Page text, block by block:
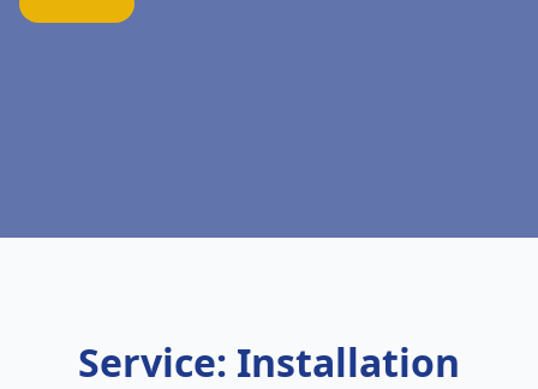
Service: Installation